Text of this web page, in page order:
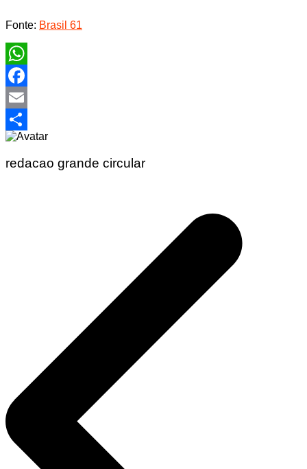
Fonte: Brasil 61
WhatsApp
Facebook
Email
Share
redacao grande circular